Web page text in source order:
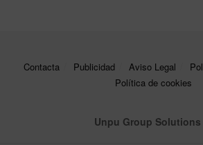
Contacta Publicidad Aviso Legal
Política de cookies
Unpu Group Solutions